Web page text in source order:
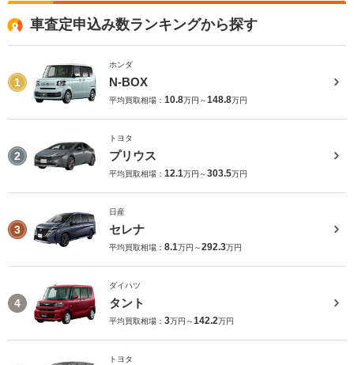
車査定申込み数ランキングから探す
1
ホンダ
N-BOX
平均買取相場： 10.8万円～148.8万円
2
トヨタ
プリウス
平均買取相場： 12.1万円～303.5万円
3
日産
セレナ
平均買取相場： 8.1万円～292.3万円
4
ダイハツ
タント
平均買取相場： 3万円～142.2万円
トヨタ